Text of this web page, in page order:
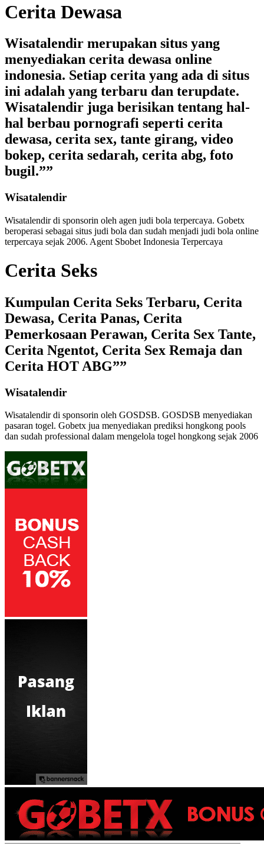
Cerita Dewasa
Wisatalendir merupakan situs yang
menyediakan cerita dewasa online
indonesia. Setiap cerita yang ada di situs
ini adalah yang terbaru dan terupdate.
Wisatalendir juga berisikan tentang hal-
hal berbau pornografi seperti cerita
dewasa, cerita sex, tante girang, video
bokep, cerita sedarah, cerita abg, foto
bugil.””
Wisatalendir
Wisatalendir di sponsorin oleh agen judi bola terpercaya. Gobetx
beroperasi sebagai situs judi bola dan sudah menjadi judi bola online
terpercaya sejak 2006. Agent Sbobet Indonesia Terpercaya
Cerita Seks
Kumpulan Cerita Seks Terbaru, Cerita
Dewasa, Cerita Panas, Cerita
Pemerkosaan Perawan, Cerita Sex Tante,
Cerita Ngentot, Cerita Sex Remaja dan
Cerita HOT ABG””
Wisatalendir
Wisatalendir di sponsorin oleh GOSDSB. GOSDSB menyediakan
pasaran togel. Gobetx jua menyediakan prediksi hongkong pools
dan sudah professional dalam mengelola togel hongkong sejak 2006